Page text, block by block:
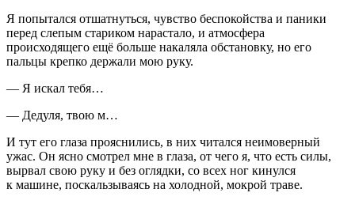
Я попытался отшатнуться, чувство беспокойства и паники
перед слепым стариком нарастало, и атмосфера
происходящего ещё больше накаляла обстановку, но его
пальцы крепко держали мою руку.
— Я искал тебя…
— Дедуля, твою м…
И тут его глаза прояснились, в них читался неимоверный
ужас. Он ясно смотрел мне в глаза, от чего я, что есть силы,
вырвал свою руку и без оглядки, со всех ног кинулся
к машине, поскальзываясь на холодной, мокрой траве.